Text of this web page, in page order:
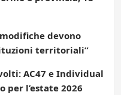
devono
territoriali”
AC47 e Individual
per l’estate 2026